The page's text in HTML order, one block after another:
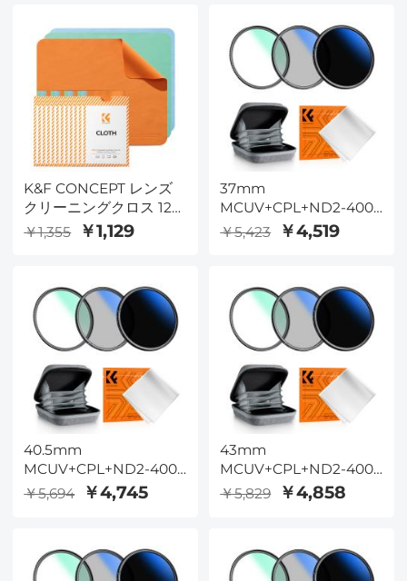
ロス | 眼鏡レンズクリー
ナー | 眼鏡、カメラレン
ズ、VR/ARヘッドセット
の画面クリーニング | オ
レンジ、グリーン、ブル
ー
K&F CONCEPT レンズ
クリーニングクロス 12枚
パック | マイクロファイ
バークリーニングクロス
ロス | 眼鏡レンズクリー
ナー | 眼鏡、カメラレン
ズ、VR/ARヘッドセット
の画面クリーニング | オ
ー
￥1,355 ￥1,129
37mm
MCUV+CPL+ND2-400
(1-9段) レンズフィルター
キット - 18層コーティン
クリーニングクロス付き
- Nano-Klearシリーズ
￥5,423 ￥4,519
40.5mm
MCUV+CPL+ND2-400
(1-9段) レンズフィルター
キット - 18層コーティン
クリーニングクロス付き
- Nano-Klearシリーズ
￥5,694 ￥4,745
43mm
MCUV+CPL+ND2-400
(1-9段) レンズフィルター
キット - 18層コーティン
クリーニングクロス付き
- Nano-Klearシリーズ
￥5,829 ￥4,858